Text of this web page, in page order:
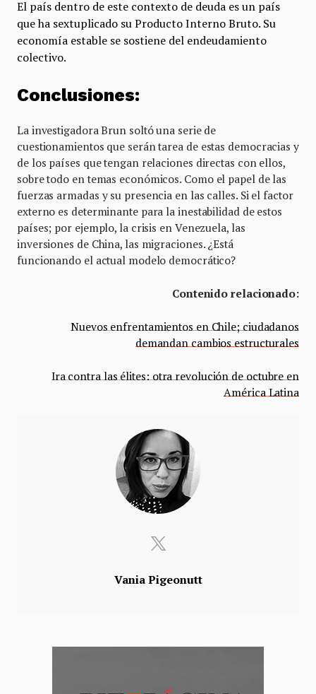
El país dentro de este contexto de deuda es un país
que ha sextuplicado su Producto Interno Bruto. Su
economía estable se sostiene del endeudamiento
colectivo.
Conclusiones:
La investigadora Brun soltó una serie de
cuestionamientos que serán tarea de estas democracias y
de los países que tengan relaciones directas con ellos,
sobre todo en temas económicos. Como el papel de las
fuerzas armadas y su presencia en las calles. Si el factor
externo es determinante para la inestabilidad de estos
países; por ejemplo, la crisis en Venezuela, las
inversiones de China, las migraciones. ¿Está
funcionando el actual modelo democrático?
Contenido relacionado:
Nuevos enfrentamientos en Chile; ciudadanos
demandan cambios estructurales
Ira contra las élites: otra revolución de octubre en
América Latina
Vania Pigeonutt